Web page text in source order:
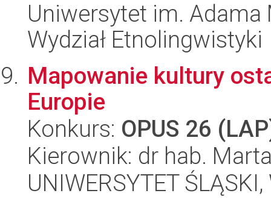
Uniwersytet im.
Wydział Etnolingwistyki
Mapowanie kultury
Europie
Konkurs: OPUS 26
Kierownik: dr hab.
UNIWERSYTET